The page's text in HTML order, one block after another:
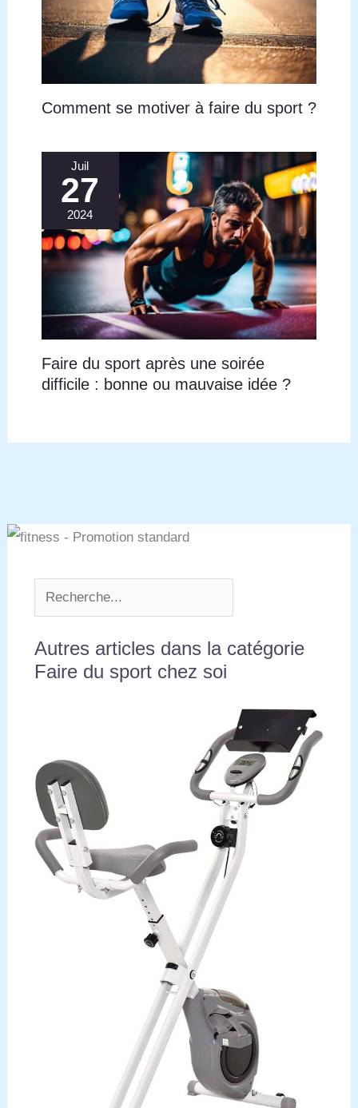
Comment se motiver à faire du sport ?
Juil
27
2024
Faire du sport après une soirée
difficile : bonne ou mauvaise idée ?
Autres articles dans la catégorie
Faire du sport chez soi